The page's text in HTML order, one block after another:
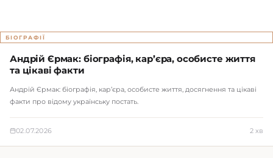
БІОГРАФІЇ
Андрій Єрмак: біографія, кар’єра, особисте життя
та цікаві факти
Андрій Єрмак: біографія, кар’єра, особисте життя, досягнення та цікаві
факти про відому українську постать.
02.07.2026 2 хв